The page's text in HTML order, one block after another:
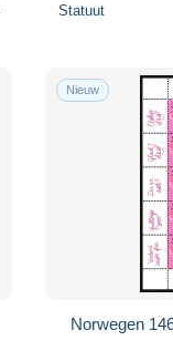
Statuut
Nieuw
Norwegen